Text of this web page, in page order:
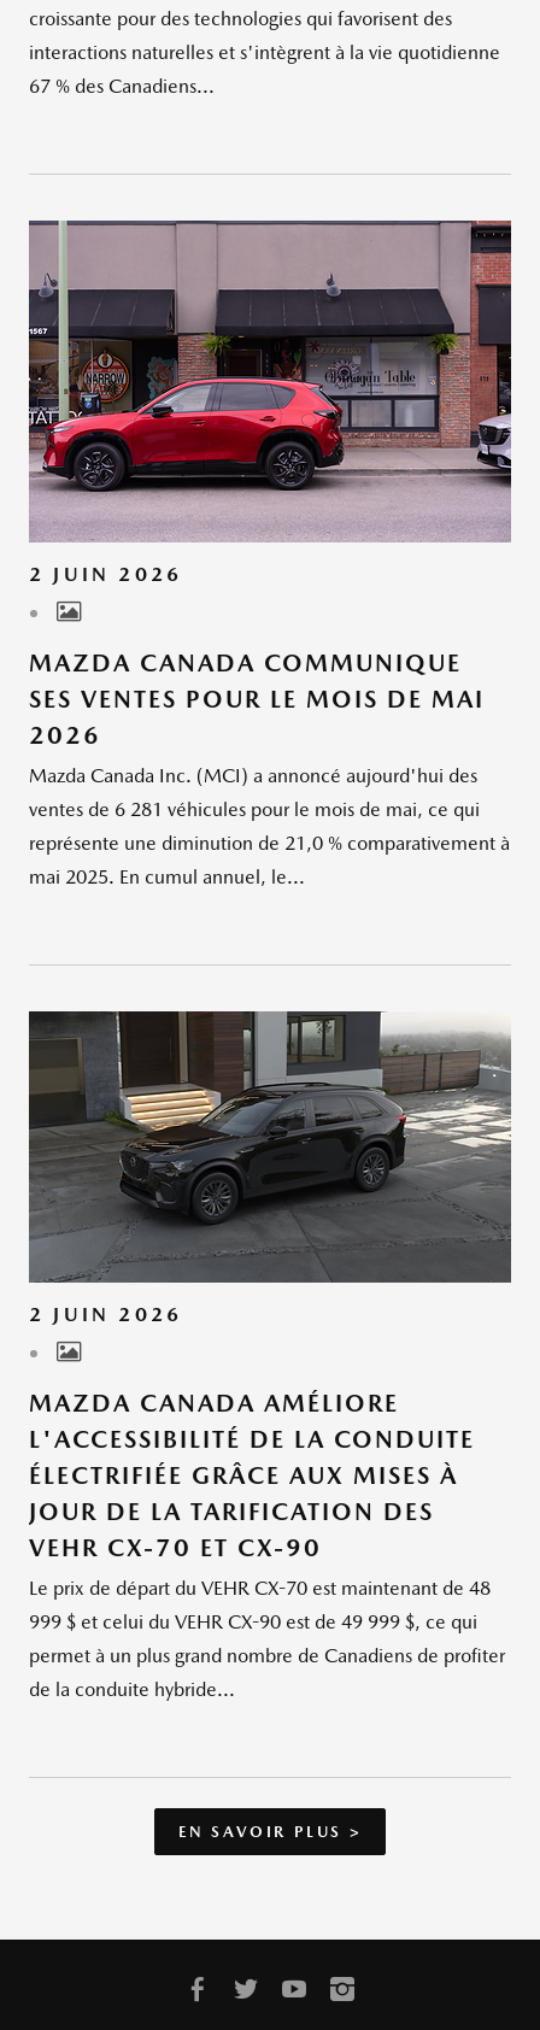
croissante pour des technologies qui favorisent des
interactions naturelles et s'intègrent à la vie quotidienne
67 % des Canadiens...
2 JUIN 2026
MAZDA CANADA COMMUNIQUE
SES VENTES POUR LE MOIS DE MAI
2026
Mazda Canada Inc. (MCI) a annoncé aujourd'hui des
ventes de 6 281 véhicules pour le mois de mai, ce qui
représente une diminution de 21,0 % comparativement à
mai 2025. En cumul annuel, le...
2 JUIN 2026
MAZDA CANADA AMÉLIORE
L'ACCESSIBILITÉ DE LA CONDUITE
ÉLECTRIFIÉE GRÂCE AUX MISES À
JOUR DE LA TARIFICATION DES
VEHR CX-70 ET CX-90
Le prix de départ du VEHR CX-70 est maintenant de 48
999 $ et celui du VEHR CX-90 est de 49 999 $, ce qui
permet à un plus grand nombre de Canadiens de profiter
de la conduite hybride...
EN SAVOIR PLUS >